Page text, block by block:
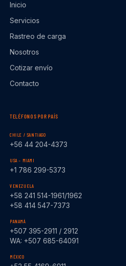
Inicio
Servicios
Rastreo de carga
Nosotros
Cotizar envío
Contacto
TELÉFONOS POR PAÍS
CHILE / SANTIAGO
+56 44 204-4373
USA – MIAMI
+1 786 299-5373
VENEZUELA
+58 241 514-1961/1962
+58 414 547-7373
PANAMÁ
+507 395-2911 / 2912
WA: +507 685-64091
MÉXICO